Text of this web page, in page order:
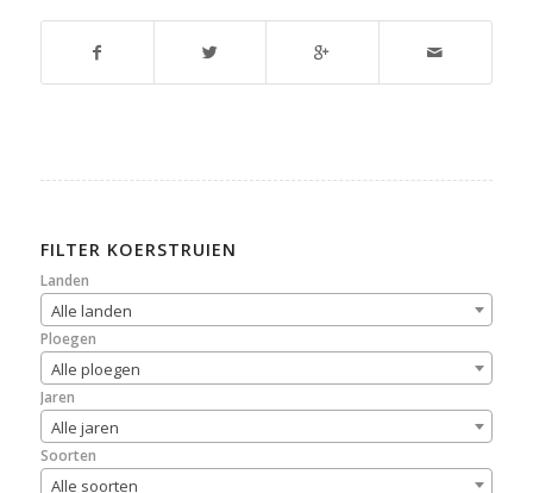
FILTER KOERSTRUIEN
Landen
Alle landen
Ploegen
Alle ploegen
Jaren
Alle jaren
Soorten
Alle soorten